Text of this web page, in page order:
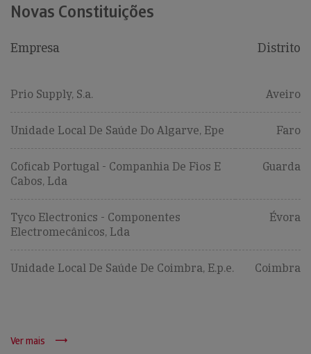
Novas Constituições
Empresa Distrito
Prio Supply, S.a. Aveiro
Unidade Local De Saúde Do Algarve, Epe Faro
Coficab Portugal - Companhia De Fios E
Cabos, Lda
Guarda
Tyco Electronics - Componentes
Electromecânicos, Lda
Évora
Unidade Local De Saúde De Coimbra, E.p.e. Coimbra
Ver mais